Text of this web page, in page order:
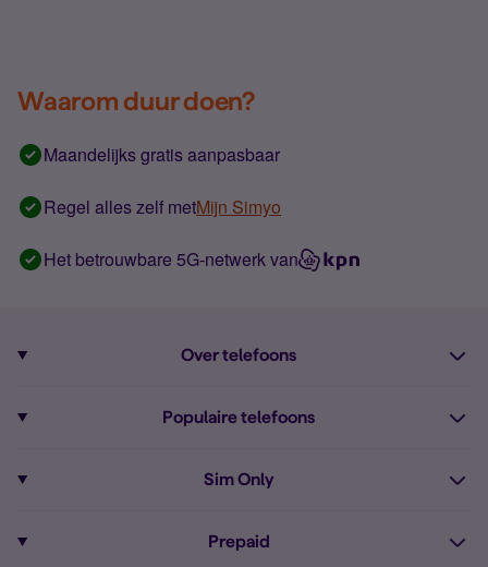
Waarom duur doen?
Maandelijks gratis aanpasbaar
Regel alles zelf metMijn Simyo
Het betrouwbare 5G-netwerk van
Over telefoons
Alle telefoons
Populaire telefoons
iPhone 16
Sim Only
Prepaid